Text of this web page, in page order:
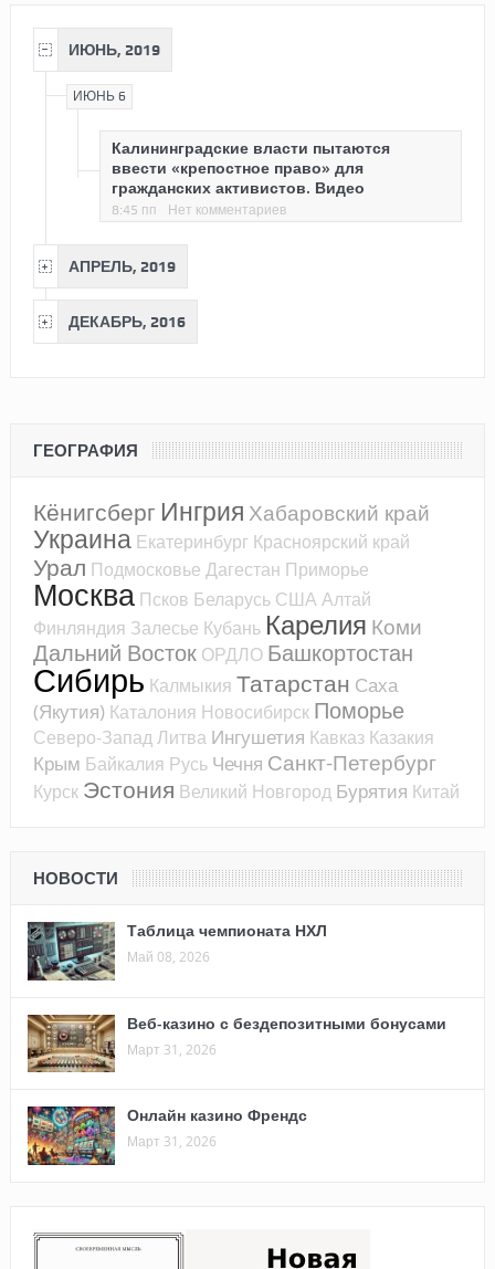
ИЮНЬ, 2019
ИЮНЬ 6
Калининградские власти пытаются
ввести «крепостное право» для
гражданских активистов. Видео
8:45 пп Нет комментариев
АПРЕЛЬ, 2019
ДЕКАБРЬ, 2016
ГЕОГРАФИЯ
Кёнигсберг Ингрия Хабаровский край
Украина Екатеринбург Красноярский край
Урал Подмосковье Дагестан Приморье
Москва Псков Беларусь США Алтай
Финляндия Залесье Кубань Карелия Коми
Дальний Восток ОРДЛО Башкортостан
Сибирь Калмыкия Татарстан Саха
(Якутия) Каталония Новосибирск Поморье
Северо-ЗападЛитва Ингушетия Кавказ Казакия
Крым Байкалия Русь Чечня Санкт-Петербург
Курск Эстония Великий Новгород Бурятия Китай
НОВОСТИ
Таблица чемпионата НХЛ
Май 08, 2026
Веб-казино с бездепозитными бонусами
Март 31, 2026
Онлайн казино Френдс
Март 31, 2026